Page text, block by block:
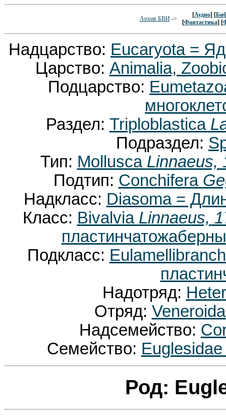
Архив БВИ->
[Аудио] [
[Фантастика] [
Надцарство: Eucaryota =
Царство: Animalia,
Подцарство:
Раздел: Triploblastica
Подраздел:
Тип: Mollusca Linnaeus,
Подтип: Conchifera
Надкласс: Diasoma =
Класс: Bivalvia Linnaeus,
Подкласс:
Надотряд:
Отряд:
Надсемейство:
Семейство:
Род: